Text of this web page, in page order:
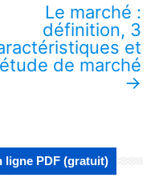
Le marché :
définition, 3
et
étude de marché
→
ligne PDF (gratuit)